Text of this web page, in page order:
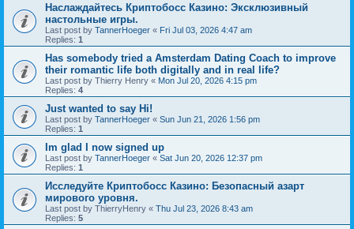
Наслаждайтесь Криптобосс Казино: Эксклюзивный
настольные игры.
Last post by TannerHoeger « Fri Jul 03, 2026 4:47 am
Replies: 1
Has somebody tried a Amsterdam Dating Coach to improve
their romantic life both digitally and in real life?
Last post by Thierry Henry « Mon Jul 20, 2026 4:15 pm
Replies: 4
Just wanted to say Hi!
Last post by TannerHoeger « Sun Jun 21, 2026 1:56 pm
Replies: 1
Im glad I now signed up
Last post by TannerHoeger « Sat Jun 20, 2026 12:37 pm
Replies: 1
Исследуйте Криптобосс Казино: Безопасный азарт
мирового уровня.
Last post by ThierryHenry « Thu Jul 23, 2026 8:43 am
Replies: 5